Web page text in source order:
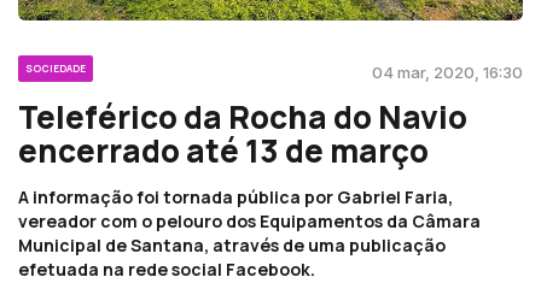
SOCIEDADE 04 mar, 2020, 16:30
Teleférico da Rocha do Navio
encerrado até 13 de março
A informação foi tornada pública por Gabriel Faria,
vereador com o pelouro dos Equipamentos da Câmara
Municipal de Santana, através de uma publicação
efetuada na rede social Facebook.